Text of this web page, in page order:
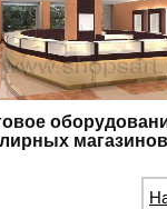
магазинов